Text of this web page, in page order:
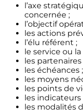
l’axe
concernée ;
l’objectif
les actions
l’élu référent ;
le service ou
les partenaires
les échéances ;
les moyens
les points de
les indicateurs
les modalités